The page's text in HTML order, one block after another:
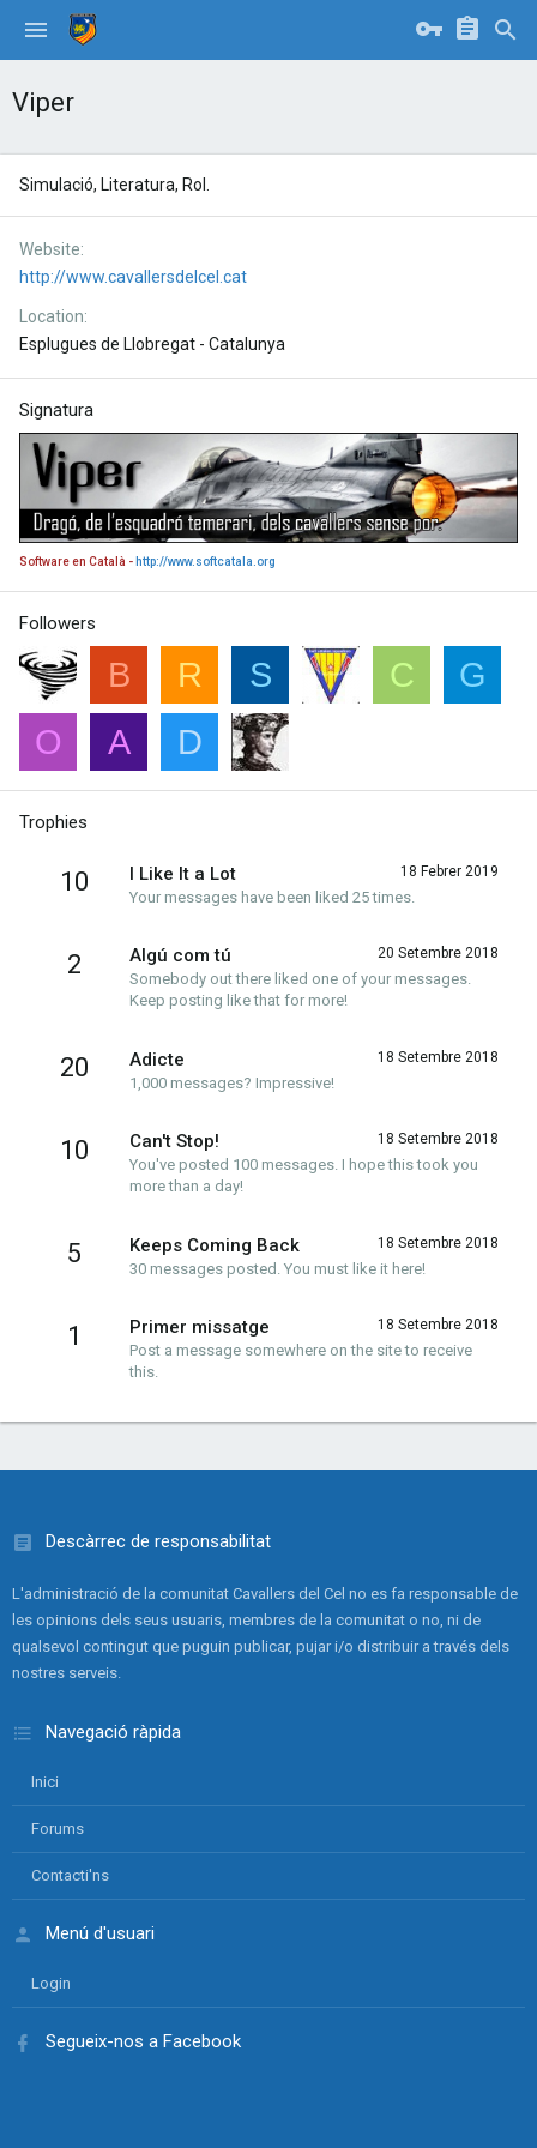
Viper
Simulació, Literatura, Rol.
Website
http://www.cavallersdelcel.cat
Location
Esplugues de Llobregat - Catalunya
Signatura
Software en Català - http://www.softcatala.org
Followers
B R S C
G
O
A D
Trophies
10 18 Febrer 2019
I Like It a Lot
Your messages have been liked 25 times.
2 20 Setembre 2018
Algú com tú
Somebody out there liked one of your messages.
Keep posting like that for more!
20 18 Setembre 2018
Adicte
1,000 messages? Impressive!
10 18 Setembre 2018
Can't Stop!
You've posted 100 messages. I hope this took you
more than a day!
5 18 Setembre 2018
Keeps Coming Back
30 messages posted. You must like it here!
1 18 Setembre 2018
Primer missatge
Post a message somewhere on the site to receive
this.
Descàrrec de responsabilitat
L'administració de la comunitat Cavallers del Cel no es fa responsable de
les opinions dels seus usuaris, membres de la comunitat o no, ni de
qualsevol contingut que puguin publicar, pujar i/o distribuir a través dels
nostres serveis.
Navegació ràpida
Inici
Forums
Contacti'ns
Menú d'usuari
Login
Segueix-nos a Facebook